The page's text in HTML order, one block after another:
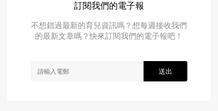
訂閱我們的電子報
不想錯過最新的育兒資訊嗎？想每週接收我們
的最新文章嗎？快來訂閱我們的電子報吧！
送出